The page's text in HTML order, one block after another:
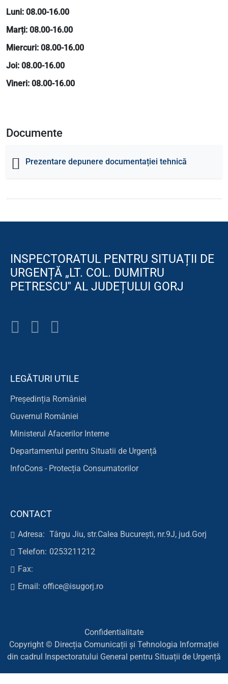
Luni: 08.00-16.00
Marți: 08.00-16.00
Miercuri: 08.00-16.00
Joi: 08.00-16.00
Vineri: 08.00-16.00
Documente
Prezentare depunere documentației tehnică
INSPECTORATUL PENTRU SITUAȚII DE
URGENȚĂ „LT. COL. DUMITRU
PETRESCU'' AL JUDEȚULUI GORJ
LEGĂTURI UTILE
Președinția României
Guvernul României
Ministerul Afacerilor Interne
Departamentul pentru Situatii de Urgență
InfoCons - Protecția Consumatorilor
CONTACT
Adresa: Târgu Jiu, str.Calea București, nr.9J, jud.Gorj
Telefon: 0253211212
Fax:
Email: office@isugorj.ro
Confidentialitate
Copyright © Direcția Comunicații și Tehnologia Informației
din cadrul Inspectoratului General pentru Situații de Urgență